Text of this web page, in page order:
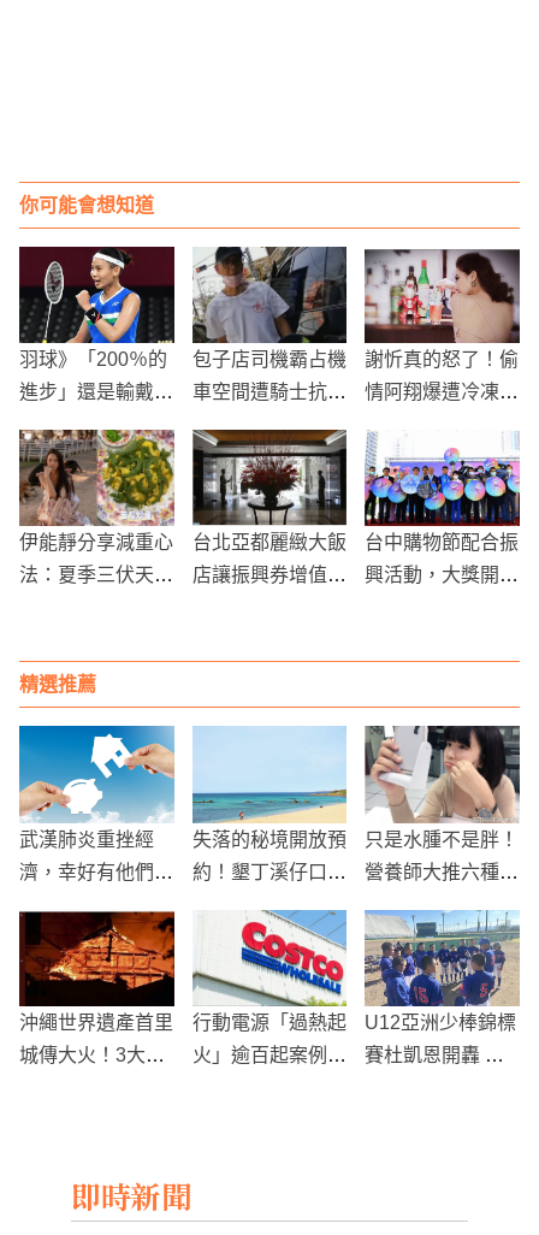
你可能會想知道
羽球》「200％的
進步」還是輸戴資
落敗主因
包子店司機霸占機
車空間遭騎士抗議
諾改進
謝忻真的怒了！偷
情阿翔爆遭冷凍
伊能靜分享減重心
法：夏季三伏天最
台北亞都麗緻大飯
店讓振興券增值1
台中購物節配合振
興活動，大獎開
精選推薦
武漢肺炎重挫經
濟，幸好有他們的
供的救星
失落的秘境開放預
約！墾丁溪仔口、
只是水腫不是胖！
營養師大推六種蔬
再見
沖繩世界遺產首里
城傳大火！3大殿
行動電源「過熱起
火」逾百起案例！
U12亞洲少棒錦標
賽杜凱恩開轟 台
即時新聞